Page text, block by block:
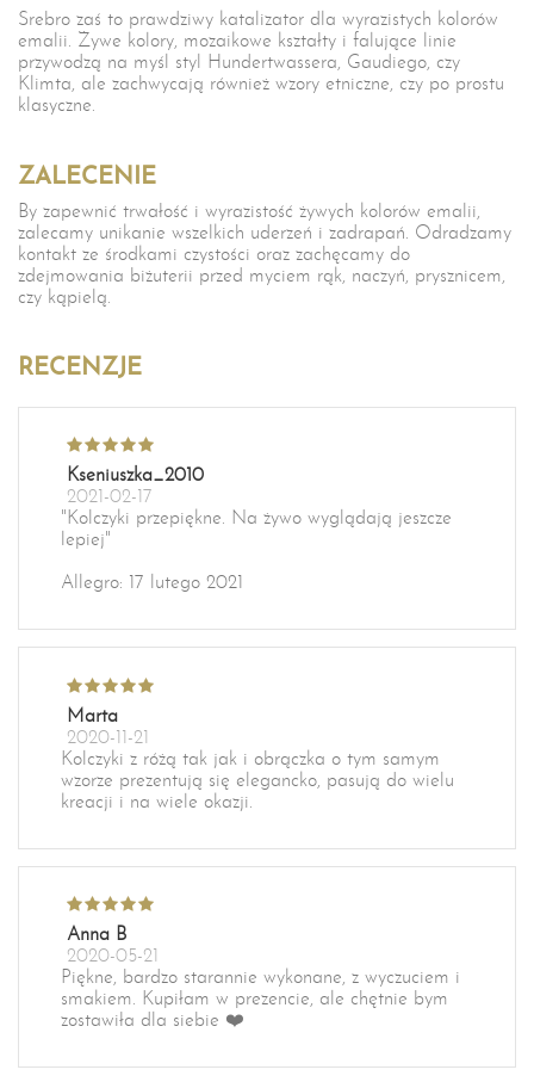
Srebro zaś to prawdziwy katalizator dla wyrazistych kolorów
emalii. Żywe kolory, mozaikowe kształty i falujące linie
przywodzą na myśl styl Hundertwassera, Gaudiego, czy
Klimta, ale zachwycają również wzory etniczne, czy po prostu
klasyczne.
ZALECENIE
By zapewnić trwałość i wyrazistość żywych kolorów emalii,
zalecamy unikanie wszelkich uderzeń i zadrapań. Odradzamy
kontakt ze środkami czystości oraz zachęcamy do
zdejmowania biżuterii przed myciem rąk, naczyń, prysznicem,
czy kąpielą.
RECENZJE
Kseniuszka_2010
2021-02-17
"Kolczyki przepiękne. Na żywo wyglądają jeszcze
lepiej"
Allegro: 17 lutego 2021
Marta
2020-11-21
Kolczyki z różą tak jak i obrączka o tym samym
wzorze prezentują się elegancko, pasują do wielu
kreacji i na wiele okazji.
Anna B
2020-05-21
Piękne, bardzo starannie wykonane, z wyczuciem i
smakiem. Kupiłam w prezencie, ale chętnie bym
zostawiła dla siebie ❤️